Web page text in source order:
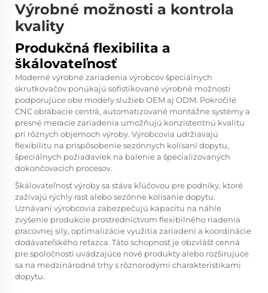
Výrobné možnosti a kontrola
kvality
Produkčná flexibilita a
škálovateľnosť
Moderné výrobné zariadenia výrobcov špeciálnych
skrutkovačov ponúkajú sofistikované výrobné možnosti
podporujúce obe modely služieb OEM aj ODM. Pokročilé
CNC obrábacie centrá, automatizované montážne systémy a
presné meracie zariadenia umožňujú konzistentnú kvalitu
pri rôznych objemoch výroby. Výrobcovia udržiavajú
flexibilitu na prispôsobenie sezónnych kolísaní dopytu,
špeciálnych požiadaviek na balenie a špecializovaných
dokončovacích procesov.
Škálovateľnosť výroby sa stáva kľúčovou pre podniky, ktoré
zažívajú rýchly rast alebo sezónne kolísanie dopytu.
Uznávaní výrobcovia zabezpečujú kapacitu na náhle
zvýšenie produkcie prostredníctvom flexibilného riadenia
pracovnej sily, optimalizácie využitia zariadení a koordinácie
dodávateľského reťazca. Táto schopnosť je obzvlášť cenná
pre spoločnosti uvádzajúce nové produkty alebo rozširujúce
sa na medzinárodné trhy s rôznorodými charakteristikami
dopytu.